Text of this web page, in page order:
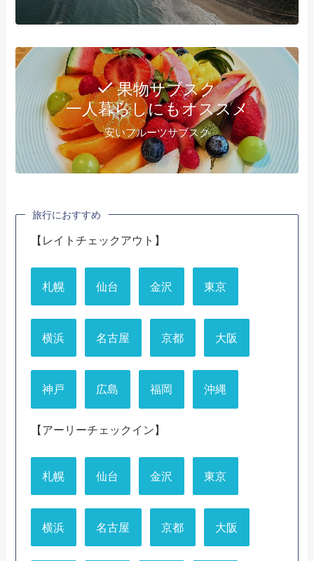
果物サブスク
一人暮らしにもオススメ
安いフルーツサブスク
旅行におすすめ
【レイトチェックアウト】
札幌 仙台 金沢 東京
横浜 名古屋 京都 大阪
神戸 広島 福岡 沖縄
【アーリーチェックイン】
札幌 仙台 金沢 東京
横浜 名古屋 京都 大阪